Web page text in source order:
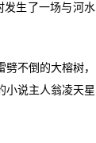
发生了一场与河水
不倒的大榕树，
小说主人翁凌天星